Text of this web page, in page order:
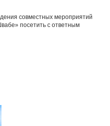
совместных мероприятий
посетить с ответным